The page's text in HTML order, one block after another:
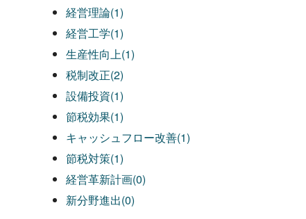
経営理論(1)
経営工学(1)
生産性向上(1)
税制改正(2)
設備投資(1)
節税効果(1)
キャッシュフロー改善(1)
節税対策(1)
経営革新計画(0)
新分野進出(0)